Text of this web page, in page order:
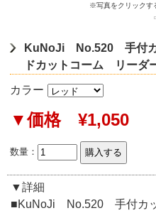
※写真をクリックす
KuNoJi No.520 手付
ドカットコーム リーダ
カラー
▼価格 ¥1,050
数量：
▼詳細
■KuNoJi No.520 手付カ